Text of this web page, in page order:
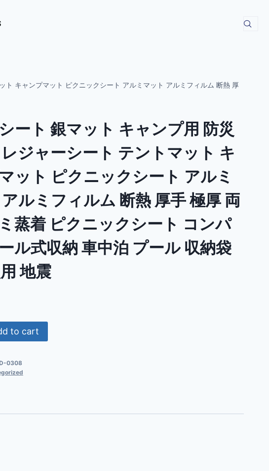
キャンプマット ピクニックシート アルミマット アルミフィルム 断熱 厚
ート 銀マット キャンプ用 防災
ジャーシート テントマット キ
ット ピクニックシート アルミ
ルミフィルム 断熱 厚手 極厚 両
蒸着 ピクニックシート コンパ
ル式収納 車中泊 プール 収納袋
地震
to cart
0308